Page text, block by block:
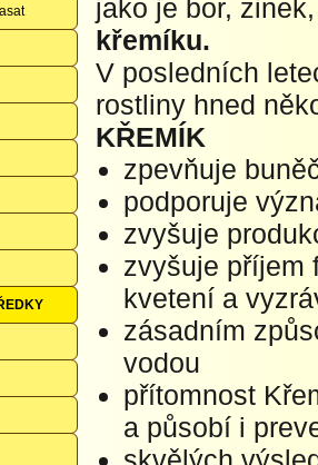
jako je bor,
křemíku.
V posledních
rostliny hned
KŘEMÍK
zpevňuje
podporuje
zvyšuje
zvyšuje příjem
kvetení a
zásadním
vodou
přítomnost
a působí i